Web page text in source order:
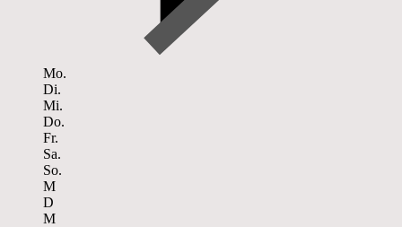
Mo.
Di.
Mi.
Do.
Fr.
Sa.
So.
M
D
M